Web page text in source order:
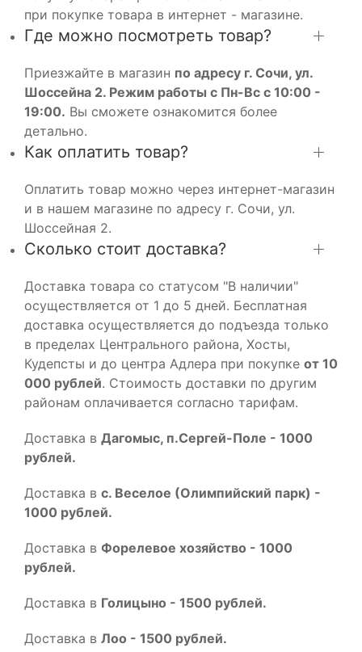
при покупке товара в интернет - магазине.
Где можно посмотреть товар?
Приезжайте в магазин по адресу г. Сочи, ул.
Шоссейна 2. Режим работы с Пн-Вс с 10:00 -
19:00. Вы сможете ознакомится более
детально.
Как оплатить товар?
Оплатить товар можно через интернет-магазин
и в нашем магазине по адресу г. Сочи, ул.
Шоссейная 2.
Сколько стоит доставка?
Доставка товара со статусом "В наличии"
осуществляется от 1 до 5 дней. Бесплатная
доставка осуществляется до подъезда только
в пределах Центрального района, Хосты,
Кудепсты и до центра Адлера при покупке от 10
000 рублей. Стоимость доставки по другим
районам оплачивается согласно тарифам.
Доставка в Дагомыс, п.Сергей-Поле - 1000
рублей.
Доставка в с. Веселое (Олимпийский парк) -
1000 рублей.
Доставка в Форелевое хозяйство - 1000
рублей.
Доставка в Голицыно - 1500 рублей.
Доставка в Лоо - 1500 рублей.